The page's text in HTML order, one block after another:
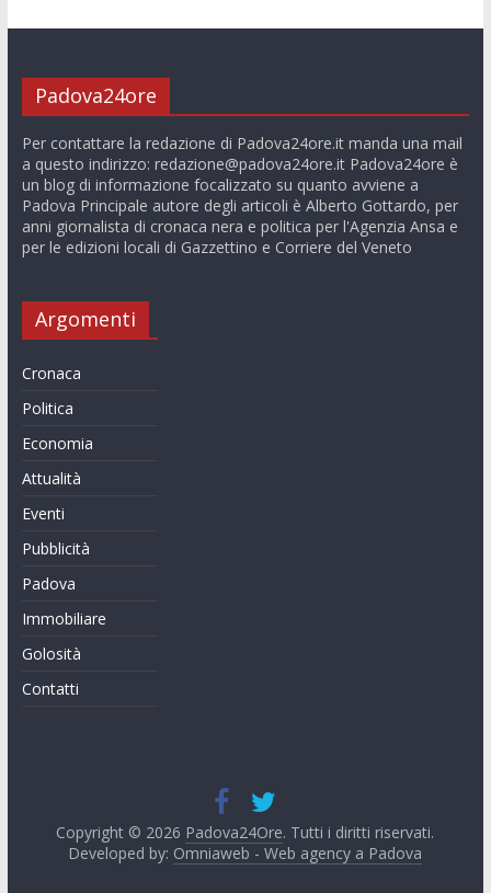
Padova24ore
Per contattare la redazione di Padova24ore.it manda una mail
a questo indirizzo: redazione@padova24ore.itPadova24ore è
un blog di informazione focalizzato su quanto avviene a
Padova Principale autore degli articoli è Alberto Gottardo, per
anni giornalista di cronaca nera e politica per l'Agenzia Ansa e
per le edizioni locali di Gazzettino e Corriere del Veneto
Argomenti
Cronaca
Politica
Economia
Attualità
Eventi
Pubblicità
Padova
Immobiliare
Golosità
Contatti
Copyright © 2026 Padova24Ore. Tutti i diritti riservati.
Developed by: Omniaweb - Web agency a Padova